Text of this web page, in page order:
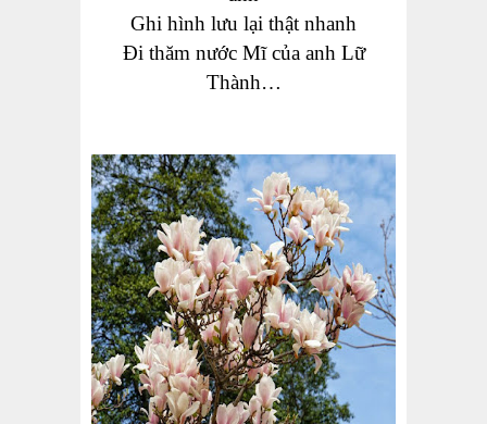
Ghi hình lưu lại thật nhanh
Đi thăm nước Mĩ của anh Lữ
Thành…